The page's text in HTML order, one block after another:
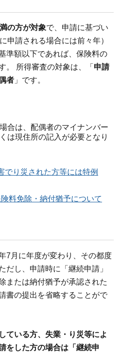
の方が対象で、申請に基づい
申請される場合には前々年）
準額以下であれば、保険料の
。 所得審査の対象は、「 申請
者 」です。
合は、配偶者のマイナンバー
は現住所の記入が必要となり
でり災された方等には特例
料免除・納付猶予について
7月に年度が変わり、その都度
だし、申請時に「継続申請」
または納付猶予が承認された
書の提出を省略することがで
ている方、失業・り災等によ
をした方の場合は「継続申